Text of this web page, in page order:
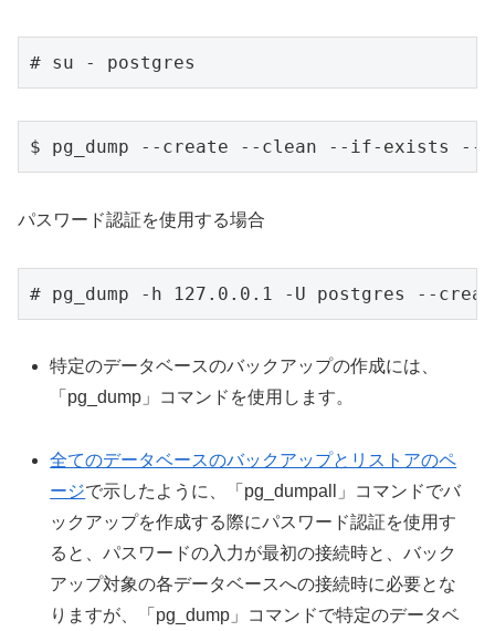
# su - postgres
$ pg_dump --create --clean --if-exists --
パスワード認証を使用する場合
# pg_dump -h 127.0.0.1 -U postgres --
特定のデータベースのバックアップの作成には、
「pg_dump」コマンドを使用します。
全てのデータベースのバックアップとリストアのペ
ージで示したように、「pg_dumpall」コマンドでバ
ックアップを作成する際にパスワード認証を使用す
ると、パスワードの入力が最初の接続時と、バック
アップ対象の各データベースへの接続時に必要とな
りますが、「pg_dump」コマンドで特定のデータベ